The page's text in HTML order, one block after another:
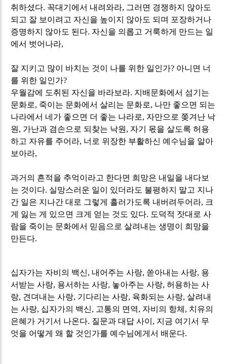
취하셨다. 꼭대기에서 내려와라, 그러면 경쟁하지 않아도
되고 잘 보이려고 자신을 높이지 않아도 되며 포장하거나
증명하지 않아도 된다. 자신을 의롭고 거룩하게 만드는 일
에서 벗어나라,
잘 지키고 많이 바치는 것이 나를 위한 일인가? 아니면 너
를 위한 일인가?
우월감에 도취된 자신을 바라보라. 지배문화에서 섬기는
문화로, 죽이는 문화에서 살리는 문화로, 나만 좋으면 되는
나라에서 네가 좋으면 더 좋는 나라로, 자만으로 쫒겨난 낙
원 , 가난과 겸손으로 되찾는 낙원 , 자기 몫을 살도록 허용
하고 자유를 주어라, 너로 위장한 부활하신 예수님을 알아
보아라,
과거의 흔적을 추억이라고 한다면 희망은 내일을 내다보
는 것이다. 실망스러운 일이 있더라도 불평하지 말고 지나
간 일은 지나간 대로 그렇게 흘러가도록 내버려두어라, 크
게 잃는 게 있으면 크게 얻는 것도 있다. 도덕적 잣대로 사
람을 죽이는 문화에서 믿음으로 살려내는 생명이 희망을
만든다.
십자가는 자비의 백신, 내어주는 사랑, 쏟아내는 사랑, 용
서받는 사랑, 용서하는 사랑, 놓아주는 사랑,허용하는 사
랑, 견뎌내는 사랑, 기다리는 사랑, 육화되는 사랑,살려내
는 사랑, 십자가의 백신, 고통의 면역, 자비의 항체 , 치유의
은혜가 거기서 나온다. 질문과 대답 사이 , 지금 여기서 무
엇을 어떻게 왜 할 것인가를 예수님에게서 배운다.